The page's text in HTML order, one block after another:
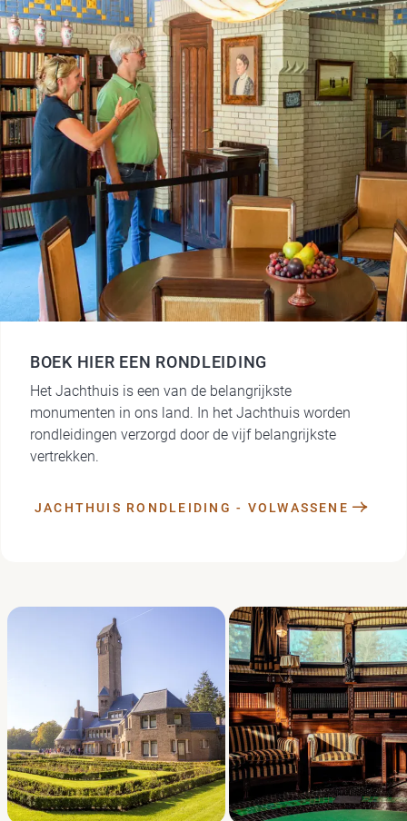
BOEK HIER EEN RONDLEIDING
Het Jachthuis is een van de belangrijkste
monumenten in ons land. In het Jachthuis worden
rondleidingen verzorgd door de vijf belangrijkste
vertrekken.
JACHTHUIS RONDLEIDING - VOLWASSENE